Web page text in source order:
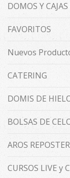
DOMOS Y
FAVORITOS
Nuevos
CATERING
DOMIS DE
BOLSAS DE
AROS
CURSOS LIVE y